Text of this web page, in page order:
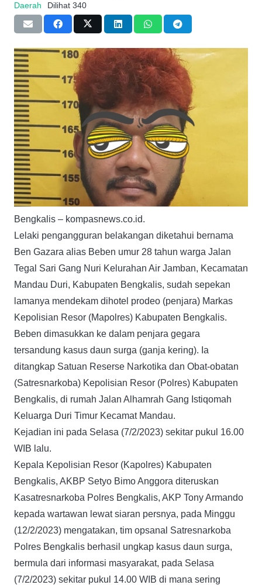
Daerah Dilihat 340
Bengkalis – kompasnews.co.id.
Lelaki pengangguran belakangan diketahui bernama
Ben Gazara alias Beben umur 28 tahun warga Jalan
Tegal Sari Gang Nuri Kelurahan Air Jamban, Kecamatan
Mandau Duri, Kabupaten Bengkalis, sudah sepekan
lamanya mendekam dihotel prodeo (penjara) Markas
Kepolisian Resor (Mapolres) Kabupaten Bengkalis.
Beben dimasukkan ke dalam penjara gegara
tersandung kasus daun surga (ganja kering). Ia
ditangkap Satuan Reserse Narkotika dan Obat-obatan
(Satresnarkoba) Kepolisian Resor (Polres) Kabupaten
Bengkalis, di rumah Jalan Alhamrah Gang Istiqomah
Keluarga Duri Timur Kecamat Mandau.
Kejadian ini pada Selasa (7/2/2023) sekitar pukul 16.00
WIB lalu.
Kepala Kepolisian Resor (Kapolres) Kabupaten
Bengkalis, AKBP Setyo Bimo Anggora diteruskan
Kasatresnarkoba Polres Bengkalis, AKP Tony Armando
kepada wartawan lewat siaran persnya, pada Minggu
(12/2/2023) mengatakan, tim opsanal Satresnarkoba
Polres Bengkalis berhasil ungkap kasus daun surga,
bermula dari informasi masyarakat, pada Selasa
(7/2/2023) sekitar pukul 14.00 WIB di mana sering